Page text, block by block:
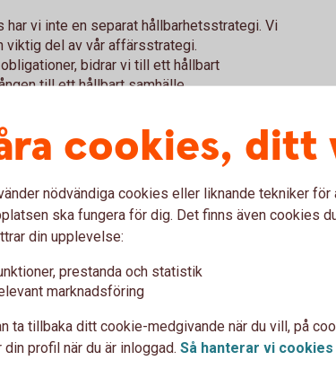
vi inte en separat hållbarhetsstrategi. Vi
viktig del av vår affärsstrategi.
bidrar vi till ett hållbart
till ett hållbart samhälle.
verklig och varaktig förändring för miljön
för en hållbar ekonomi.
du, enligt ESG (Environmental, Social,
Hållbart
cookies, ditt
nödvändiga cookies eller liknande tekniker för
ska fungera för dig. Det finns även cookies
din upplevelse:
prestanda och statistik
marknadsföring
ta tillbaka ditt cookie-medgivande när du vill, på
din profil när du är inloggad. Så hanterar vi cookies